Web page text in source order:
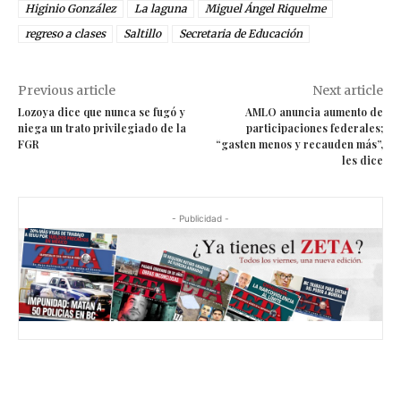
Higinio González
La laguna
Miguel Ángel Riquelme
regreso a clases
Saltillo Secretaria de Educación
Previous article
Lozoya dice que nunca se fugó y
niega un trato privilegiado de la
FGR
Next article
AMLO anuncia aumento de
participaciones federales;
“gasten menos y recauden más”,
les dice
- Publicidad -